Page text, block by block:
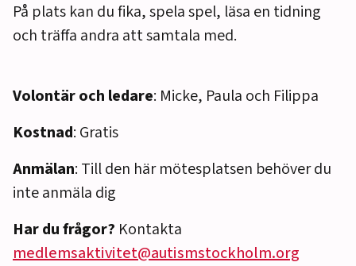
På plats kan du fika, spela spel, läsa en tidning
och träffa andra att samtala med.
Volontär och ledare: Micke, Paula och Filippa
Kostnad: Gratis
Anmälan: Till den här mötesplatsen behöver du
inte anmäla dig
Har du frågor? Kontakta
medlemsaktivitet@autismstockholm.org